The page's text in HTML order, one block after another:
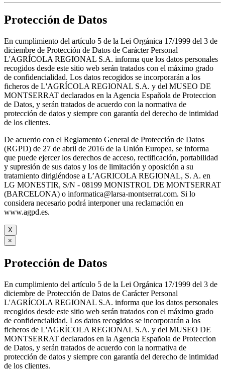
Protección de Datos
En cumplimiento del artículo 5 de la Lei Orgánica 17/1999 del 3 de
diciembre de Protección de Datos de Carácter Personal
L'AGRÍCOLA REGIONAL S.A. informa que los datos personales
recogidos desde este sitio web serán tratados con el máximo grado
de confidencialidad. Los datos recogidos se incorporarán a los
ficheros de L'AGRÍCOLA REGIONAL S.A. y del MUSEO DE
MONTSERRAT declarados en la Agencia Española de Proteccion
de Datos, y serán tratados de acuerdo con la normativa de
protección de datos y siempre con garantía del derecho de intimidad
de los clientes.
De acuerdo con el Reglamento General de Protección de Datos
(RGPD) de 27 de abril de 2016 de la Unión Europea, se informa
que puede ejercer los derechos de acceso, rectificación, portabilidad
y supresión de sus datos y los de limitación y oposición a su
tratamiento dirigiéndose a L’AGRICOLA REGIONAL, S. A. en
LG MONESTIR, S/N - 08199 MONISTROL DE MONTSERRAT
(BARCELONA) o informatica@larsa-montserrat.com. Si lo
considera necesario podrá interponer una reclamación en
www.agpd.es.
X
×
Protección de Datos
En cumplimiento del artículo 5 de la Lei Orgánica 17/1999 del 3 de
diciembre de Protección de Datos de Carácter Personal
L'AGRÍCOLA REGIONAL S.A. informa que los datos personales
recogidos desde este sitio web serán tratados con el máximo grado
de confidencialidad. Los datos recogidos se incorporarán a los
ficheros de L'AGRÍCOLA REGIONAL S.A. y del MUSEO DE
MONTSERRAT declarados en la Agencia Española de Proteccion
de Datos, y serán tratados de acuerdo con la normativa de
protección de datos y siempre con garantía del derecho de intimidad
de los clientes.